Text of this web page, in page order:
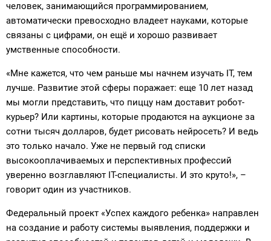
человек, занимающийся программированием,
автоматически превосходно владеет науками, которые
связаны с цифрами, он ещё и хорошо развивает
умственные способности.
«Мне кажется, что чем раньше мы начнем изучать IT, тем
лучше. Развитие этой сферы поражает: еще 10 лет назад
мы могли представить, что пиццу нам доставит робот-
курьер? Или картины, которые продаются на аукционе за
сотни тысяч долларов, будет рисовать нейросеть? И ведь
это только начало. Уже не первый год списки
высокооплачиваемых и перспективных профессий
уверенно возглавляют IT-специалисты. И это круто!», –
говорит один из участников.
Федеральный проект «Успех каждого ребенка» направлен
на создание и работу системы выявления, поддержки и